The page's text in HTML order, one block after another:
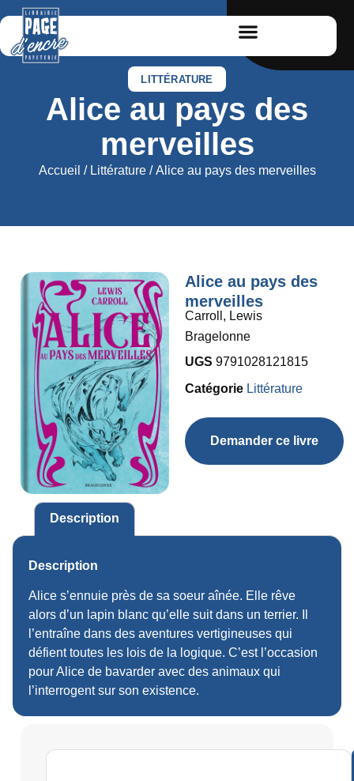
LITTÉRATURE
Alice au pays des
merveilles
Accueil / Littérature/ Alice au pays des merveilles
Alice au pays des
merveilles
Carroll, Lewis
Bragelonne
UGS 9791028121815
Catégorie Littérature
Demander ce livre
Description
Description
Alice s’ennuie près de sa soeur aînée. Elle rêve
alors d’un lapin blanc qu’elle suit dans un terrier. Il
l’entraîne dans des aventures vertigineuses qui
défient toutes les lois de la logique. C’est l’occasion
pour Alice de bavarder avec des animaux qui
l’interrogent sur son existence.